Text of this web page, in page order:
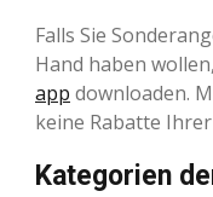
Falls Sie
Hand haben
app downloaden.
keine Rabatte
Kategorien